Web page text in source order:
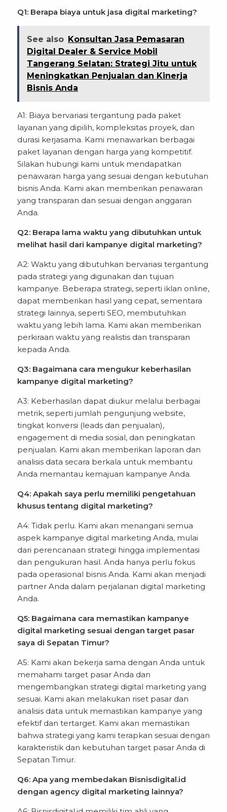
Q1: Berapa biaya untuk jasa digital marketing?
See also Konsultan Jasa Pemasaran
Digital Dealer & Service Mobil
Tangerang Selatan: Strategi Jitu untuk
Meningkatkan Penjualan dan Kinerja
Bisnis Anda
A1: Biaya bervariasi tergantung pada paket
layanan yang dipilih, kompleksitas proyek, dan
durasi kerjasama. Kami menawarkan berbagai
paket layanan dengan harga yang kompetitif.
Silakan hubungi kami untuk mendapatkan
penawaran harga yang sesuai dengan kebutuhan
bisnis Anda. Kami akan memberikan penawaran
yang transparan dan sesuai dengan anggaran
Anda.
Q2: Berapa lama waktu yang dibutuhkan untuk
melihat hasil dari kampanye digital marketing?
A2: Waktu yang dibutuhkan bervariasi tergantung
pada strategi yang digunakan dan tujuan
kampanye. Beberapa strategi, seperti iklan online,
dapat memberikan hasil yang cepat, sementara
strategi lainnya, seperti SEO, membutuhkan
waktu yang lebih lama. Kami akan memberikan
perkiraan waktu yang realistis dan transparan
kepada Anda.
Q3: Bagaimana cara mengukur keberhasilan
kampanye digital marketing?
A3: Keberhasilan dapat diukur melalui berbagai
metrik, seperti jumlah pengunjung website,
tingkat konversi (leads dan penjualan),
engagement di media sosial, dan peningkatan
penjualan. Kami akan memberikan laporan dan
analisis data secara berkala untuk membantu
Anda memantau kemajuan kampanye Anda.
Q4: Apakah saya perlu memiliki pengetahuan
khusus tentang digital marketing?
A4: Tidak perlu. Kami akan menangani semua
aspek kampanye digital marketing Anda, mulai
dari perencanaan strategi hingga implementasi
dan pengukuran hasil. Anda hanya perlu fokus
pada operasional bisnis Anda. Kami akan menjadi
partner Anda dalam perjalanan digital marketing
Anda.
Q5: Bagaimana cara memastikan kampanye
digital marketing sesuai dengan target pasar
saya di Sepatan Timur?
A5: Kami akan bekerja sama dengan Anda untuk
memahami target pasar Anda dan
mengembangkan strategi digital marketing yang
sesuai. Kami akan melakukan riset pasar dan
analisis data untuk memastikan kampanye yang
efektif dan tertarget. Kami akan memastikan
bahwa strategi yang kami terapkan sesuai dengan
karakteristik dan kebutuhan target pasar Anda di
Sepatan Timur.
Q6: Apa yang membedakan Bisnisdigital.id
dengan agency digital marketing lainnya?